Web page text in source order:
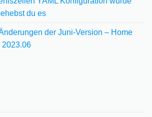
du es
der Juni-Version – Home
2023.06